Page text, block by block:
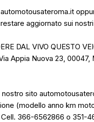
aggiornato sui nostri
DAL VIVO QUESTO
Appia Nuova 23,
sito
(modello anno km
366-6562866 o 351-